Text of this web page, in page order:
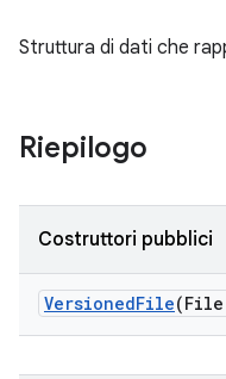
Struttura di dati che
Riepilogo
Costruttori pubblici
VersionedFile